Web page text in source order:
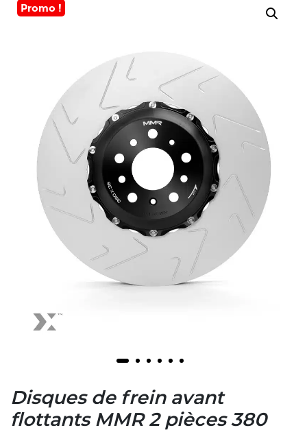
Promo !
Disques de frein avant
flottants MMR 2 pièces 380